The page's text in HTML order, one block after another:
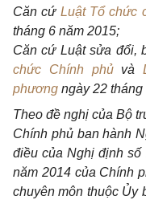
Căn cứ Luật Tổ chức
tháng 6 năm 2015;
Căn cứ Luật sửa đổi,
chức Chính phủ và
phương ngày 22 tháng
Theo đề nghị của Bộ
Chính phủ ban hành
điều của Nghị định số
năm 2014 của Chính
chuyên môn thuộc Ủy